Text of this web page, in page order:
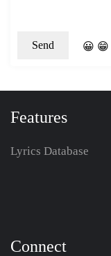
😀 😁
Features
Lyrics Database
Connect